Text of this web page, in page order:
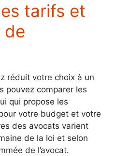
tarifs et
de
réduit votre choix à un
pouvez comparer les
qui propose les
votre budget et votre
des avocats varient
de la loi et selon
de l’avocat.